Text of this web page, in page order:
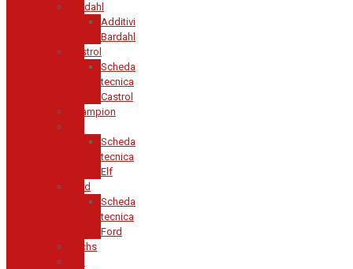
Bardahl
Additivi
Bardahl
Castrol
Scheda
tecnica
Castrol
Champion
Scheda
tecnica
Elf
Ford
Scheda
tecnica
Ford
Fuchs